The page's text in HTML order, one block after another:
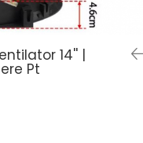
14'' |
Pt